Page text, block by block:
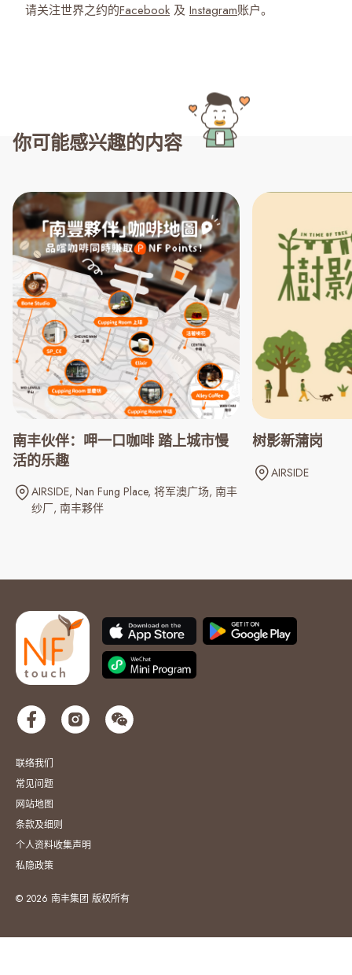
请关注世界之约的Facebook 及 Instagram账户。
你可能感兴趣的内容
南丰伙伴：呷一口咖啡 踏上城市慢
活的乐趣
AIRSIDE Nan Fung Place 将军澳广场 南丰
纱厂 南丰夥伴
树影新蒲岗
AIRSIDE
联络我们
常见问题
网站地图
条款及细则
个人资料收集声明
私隐政策
© 2026 南丰集团 版权所有